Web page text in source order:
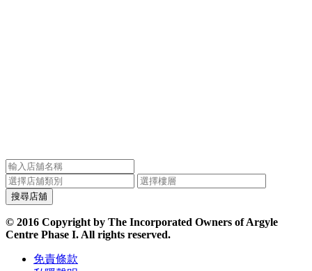
© 2016 Copyright by The Incorporated Owners of Argyle
Centre Phase I. All rights reserved.
免責條款